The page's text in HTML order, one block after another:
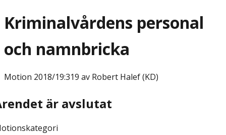
Kriminalvårdens personal
och namnbricka
Motion 2018/19:319 av Robert Halef (KD)
är avslutat